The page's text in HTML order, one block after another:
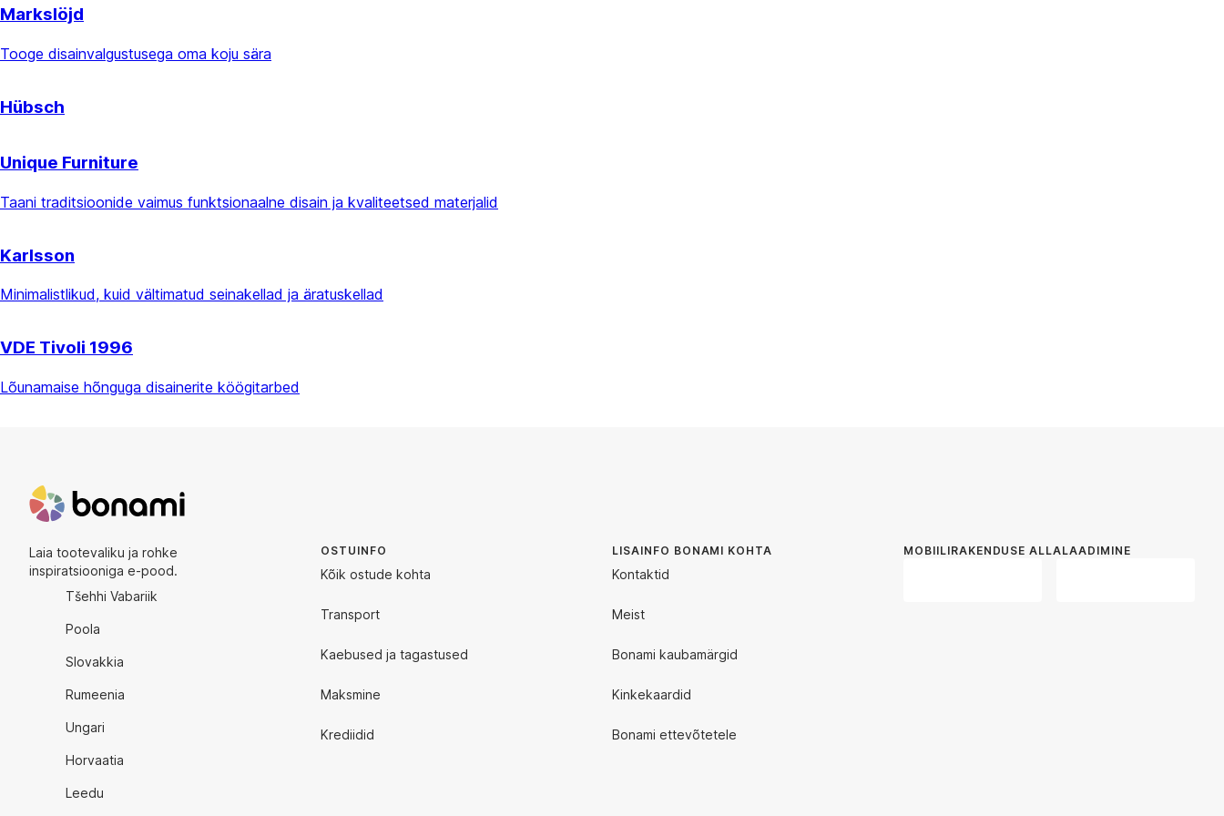
Markslöjd
Tooge disainvalgustusega oma koju sära
Hübsch
Unique Furniture
Taani traditsioonide vaimus funktsionaalne disain ja kvaliteetsed materjalid
Karlsson
Minimalistlikud, kuid vältimatud seinakellad ja äratuskellad
VDE Tivoli 1996
Lõunamaise hõnguga disainerite köögitarbed
Laia tootevaliku ja rohke
inspiratsiooniga e-pood.
Tšehhi Vabariik
Poola
Slovakkia
Rumeenia
Ungari
Horvaatia
Leedu
OSTUINFO
Kõik ostude kohta
Transport
Kaebused ja tagastused
Maksmine
Krediidid
LISAINFO BONAMI KOHTA
Kontaktid
Meist
Bonami kaubamärgid
Kinkekaardid
Bonami ettevõtetele
MOBIILIRAKENDUSE ALLALAADIMINE